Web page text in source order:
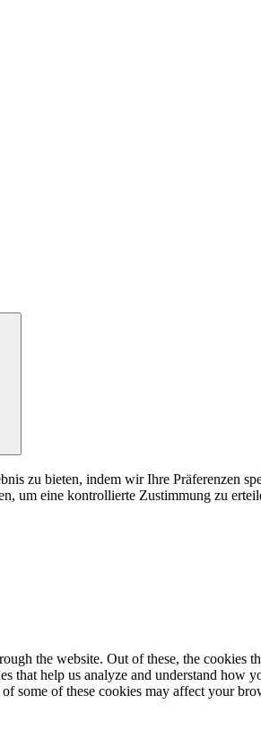
zu bieten, indem wir Ihre Präferenzen
um eine kontrollierte Zustimmung zu
the website. Out of these, the cookies
that help us analyze and understand
some of these cookies may affect your